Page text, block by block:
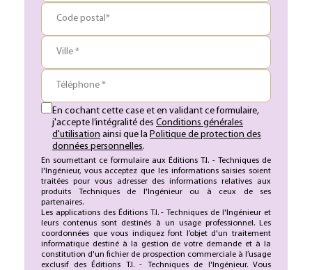
Code postal*
Ville *
Téléphone *
En cochant cette case et en validant ce formulaire,
j'accepte l’intégralité des Conditions générales
d'utilisation ainsi que la Politique de protection des
données personnelles.
En soumettant ce formulaire aux Éditions T.I. - Techniques de
l'Ingénieur, vous acceptez que les informations saisies soient
traitées pour vous adresser des informations relatives aux
produits Techniques de l'Ingénieur ou à ceux de ses
partenaires.
Les applications des Éditions T.I. - Techniques de l'Ingénieur et
leurs contenus sont destinés à un usage professionnel. Les
coordonnées que vous indiquez font l’objet d'un traitement
informatique destiné à la gestion de votre demande et à la
constitution d'un fichier de prospection commerciale à l’usage
exclusif des Éditions T.I. - Techniques de l'Ingénieur. Vous